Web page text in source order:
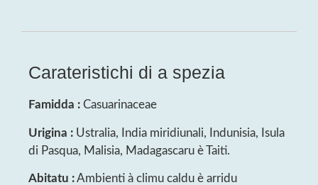
Carateristichi di a spezia
Famidda : Casuarinaceae
Urigina : Ustralia, India miridiunali, Indunisia, Isula
di Pasqua, Malisia, Madagascaru è Taiti.
Abitatu :Ambienti à climu caldu è arridu